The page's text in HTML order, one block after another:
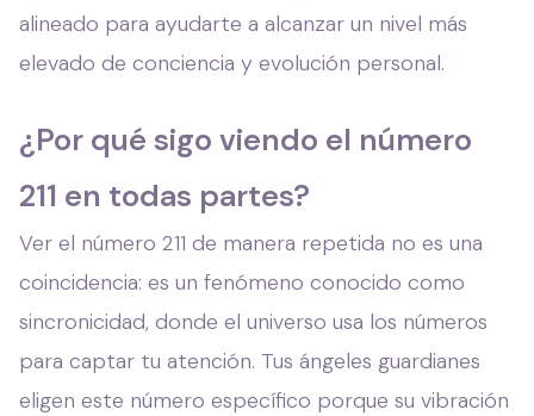
alineado para ayudarte a alcanzar un nivel más
elevado de conciencia y evolución personal.
¿Por qué sigo viendo el número
211 en todas partes?
Ver el número 211 de manera repetida no es una
coincidencia: es un fenómeno conocido como
sincronicidad, donde el universo usa los números
para captar tu atención. Tus ángeles guardianes
eligen este número específico porque su vibración